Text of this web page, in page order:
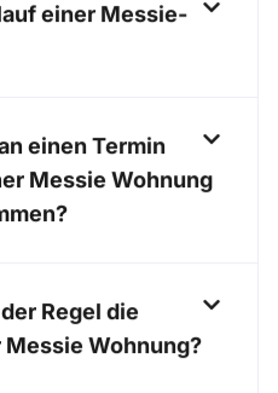
einer Messie-
einen Termin
Messie Wohnung
Regel die
Wohnung?